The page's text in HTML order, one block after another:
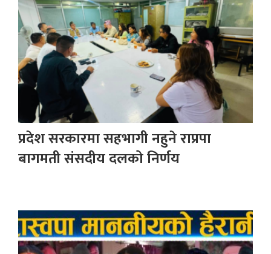
प्रदेश सरकारमा सहभागी नहुने राप्रपा
बागमती संसदीय दलको निर्णय